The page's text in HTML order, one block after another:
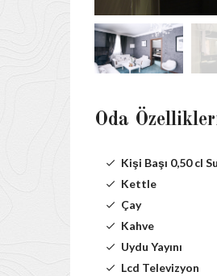
Oda
Kişi Başı 0,50 cl Su
Kettle
Çay
Kahve
Uydu Yayını
Lcd Televizyon